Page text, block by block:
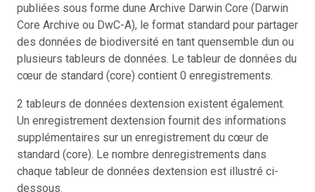
publiées sous forme dune Archive Darwin Core (Darwin
Core Archive ou DwC-A), le format standard pour partager
des données de biodiversité en tant quensemble dun ou
plusieurs tableurs de données. Le tableur de données du
cœur de standard (core) contient 0 enregistrements.
2 tableurs de données dextension existent également.
Un enregistrement dextension fournit des informations
supplémentaires sur un enregistrement du cœur de
standard (core). Le nombre denregistrements dans
chaque tableur de données dextension est illustré ci-
dessous.